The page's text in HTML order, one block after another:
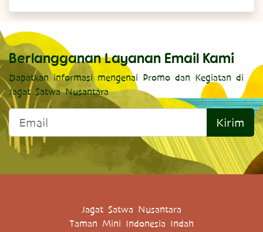
Berlangganan Layanan Email Kami
Dapatkan informasi mengenai Promo dan Kegiatan di
Jagat Satwa Nusantara
Kirim
Jagat Satwa Nusantara
Taman Mini Indonesia Indah